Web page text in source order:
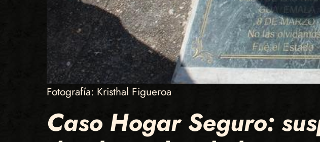
Fotografía: Kristhal Figueroa
Caso Hogar Seguro: